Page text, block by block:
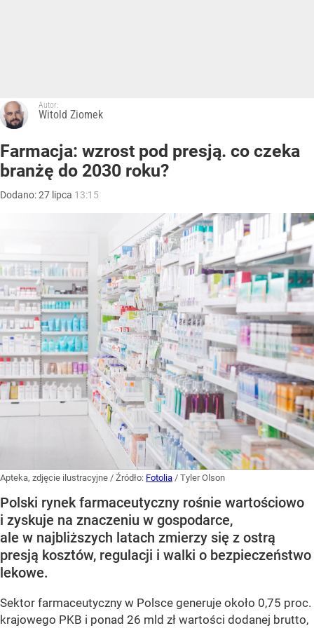
Autor:
Witold Ziomek
Farmacja: wzrost pod presją. co czeka
branżę do 2030 roku?
Dodano:27 lipca 13:15
Apteka, zdjęcie ilustracyjne / Źródło: Fotolia / Tyler Olson
Polski rynek farmaceutyczny rośnie wartościowo
i zyskuje na znaczeniu w gospodarce,
ale w najbliższych latach zmierzy się z ostrą
presją kosztów, regulacji i walki o bezpieczeństwo
lekowe.
Sektor farmaceutyczny w Polsce generuje około 0,75 proc.
krajowego PKB i ponad 26 mld zł wartości dodanej brutto,